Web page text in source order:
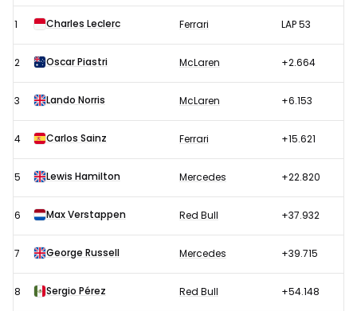
race
Formule
1
Italië
2024
1 Charles Leclerc Ferrari LAP 53
2 Oscar Piastri McLaren +2.664
3 Lando Norris McLaren +6.153
4 Carlos Sainz Ferrari +15.621
5 Lewis Hamilton Mercedes +22.820
6 Max Verstappen Red Bull +37.932
7 George Russell Mercedes +39.715
8 Sergio Pérez Red Bull +54.148